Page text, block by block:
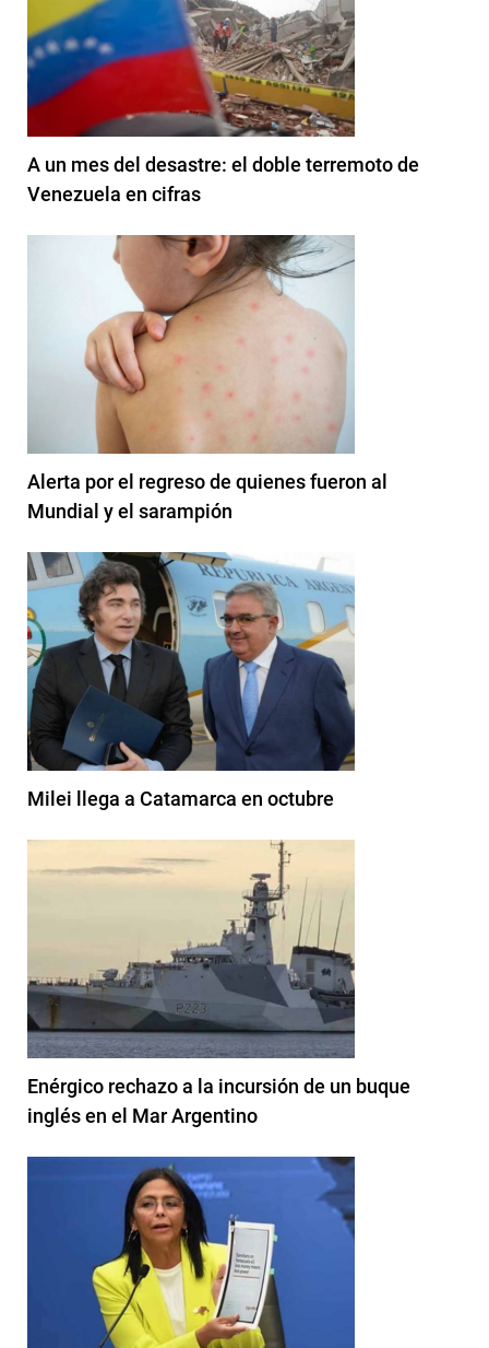
A un mes del desastre: el doble terremoto de
Venezuela en cifras
Alerta por el regreso de quienes fueron al
Mundial y el sarampión
Milei llega a Catamarca en octubre
Enérgico rechazo a la incursión de un buque
inglés en el Mar Argentino